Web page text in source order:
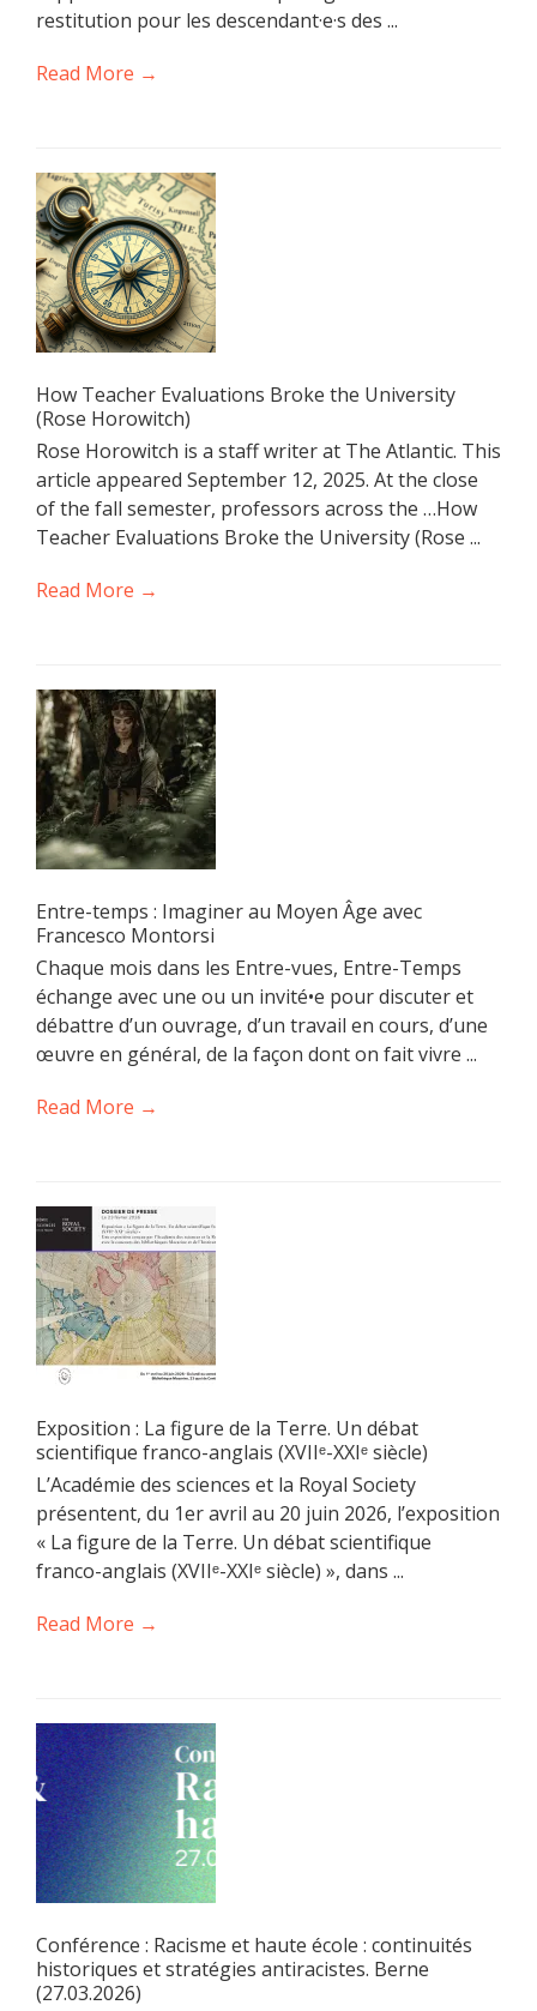
restitution pour les descendant·e·s des ...
Read More →
How Teacher Evaluations Broke the University
(Rose Horowitch)
Rose Horowitch is a staff writer at The Atlantic. This
article appeared September 12, 2025. At the close
of the fall semester, professors across the …How
Teacher Evaluations Broke the University (Rose ...
Read More →
Entre-temps : Imaginer au Moyen Âge avec
Francesco Montorsi
Chaque mois dans les Entre-vues, Entre-Temps
échange avec une ou un invité•e pour discuter et
débattre d’un ouvrage, d’un travail en cours, d’une
œuvre en général, de la façon dont on fait vivre ...
Read More →
Exposition : La figure de la Terre. Un débat
scientifique franco-anglais (XVIIᵉ-XXIᵉ siècle)
L’Académie des sciences et la Royal Society
présentent, du 1er avril au 20 juin 2026, l’exposition
« La figure de la Terre. Un débat scientifique
franco-anglais (XVIIᵉ-XXIᵉ siècle) », dans ...
Read More →
Conférence : Racisme et haute école : continuités
historiques et stratégies antiracistes. Berne
(27.03.2026)